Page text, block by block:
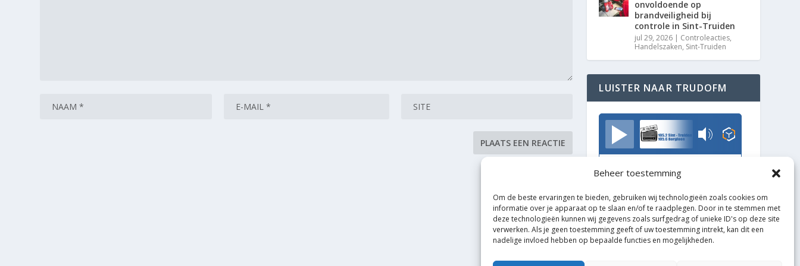
Beheer toestemming
Om de beste ervaringen te bieden, gebruiken wij technologieën zoals cookies om
informatie over je apparaat op te slaan en/of te raadplegen. Door in te stemmen met
deze technologieën kunnen wij gegevens zoals surfgedrag of unieke ID's op deze site
verwerken. Als je geen toestemming geeft of uw toestemming intrekt, kan dit een
nadelige invloed hebben op bepaalde functies en mogelijkheden.
onvoldoende op
brandveiligheid bij
controle in Sint-Truiden
jul 29, 2026 | Controleacties,
Handelszaken, Sint-Truiden
LUISTER NAAR TRUDOFM
TrudoFM